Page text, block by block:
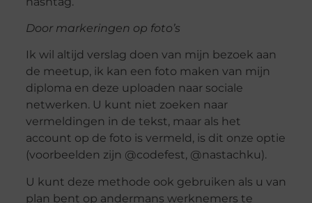
Door markeringen op foto’s
Ik wil altijd verslag doen van mijn bezoek aan
de meetup, ik kan een foto maken van mijn
diploma en deze uploaden naar sociale
netwerken. U kunt niet zoeken naar
vermeldingen in de tekst, maar als het
account op de foto is vermeld, is dit onze optie
(voorbeelden zijn @codefest, @nastachku).
U kunt deze methode ook gebruiken als u van
plan bent op andermans werknemers te